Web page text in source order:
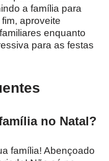
a família para
aproveite
enquanto
para as festas
no Natal?
família! Abençoado